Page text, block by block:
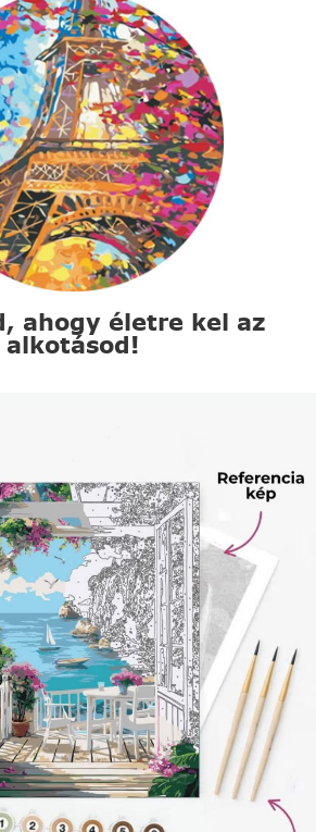
ahogy életre kel az
alkotásod!